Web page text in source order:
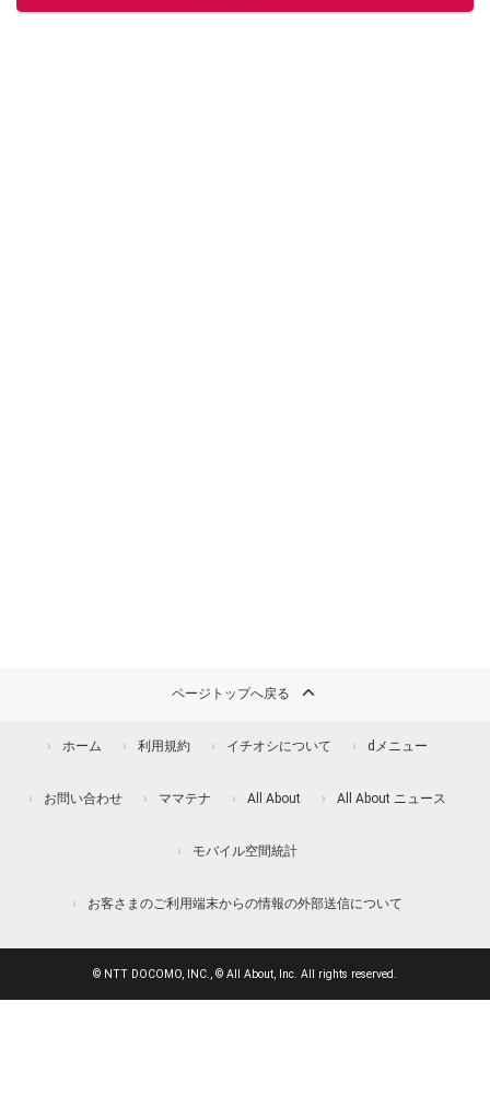
ページトップへ戻る
ホーム 利用規約 イチオシについて dメニュー
お問い合わせ ママテナ All About All About ニュース
モバイル空間統計
お客さまのご利用端末からの情報の外部送信について
© NTT DOCOMO, INC., © All About, Inc. All rights reserved.